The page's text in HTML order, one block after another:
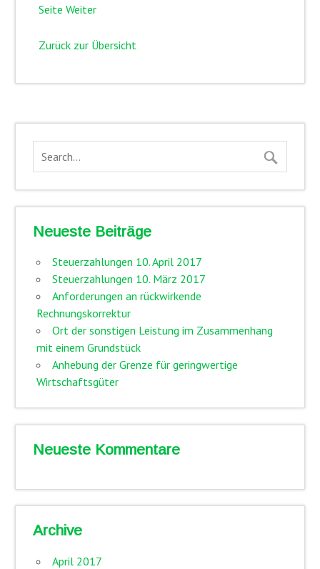
Seite Weiter
Zurück zur Übersicht
Neueste Beiträge
Steuerzahlungen 10. April 2017
Steuerzahlungen 10. März 2017
Anforderungen an rückwirkende
Rechnungskorrektur
Ort der sonstigen Leistung im Zusammenhang
mit einem Grundstück
Anhebung der Grenze für geringwertige
Wirtschaftsgüter
Neueste Kommentare
Archive
April 2017